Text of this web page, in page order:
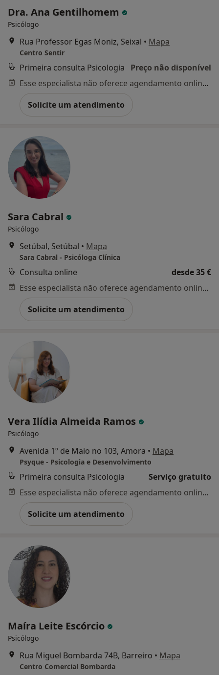
Dra. Ana Gentilhomem
Psicólogo
Rua Professor Egas Moniz, Seixal • Mapa
Centro Sentir
Primeira consulta Psicologia
Preço não disponível
Esse especialista não oferece agendamento online para esse endereço.
Solicite um atendimento
Sara Cabral
Psicólogo
Setúbal, Setúbal • Mapa
Sara Cabral - Psicóloga Clínica
Consulta online
desde 35 €
Esse especialista não oferece agendamento online para esse endereço.
Solicite um atendimento
Vera Ilídia Almeida Ramos
Psicólogo
Avenida 1º de Maio no 103, Amora • Mapa
Psyque - Psicologia e Desenvolvimento
Primeira consulta Psicologia
Serviço gratuito
Esse especialista não oferece agendamento online para esse endereço.
Solicite um atendimento
Maíra Leite Escórcio
Psicólogo
Rua Miguel Bombarda 74B, Barreiro • Mapa
Centro Comercial Bombarda